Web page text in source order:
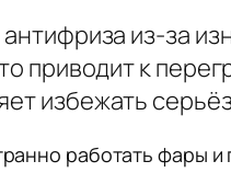
из-за
приводит к
избежать
работать фары и